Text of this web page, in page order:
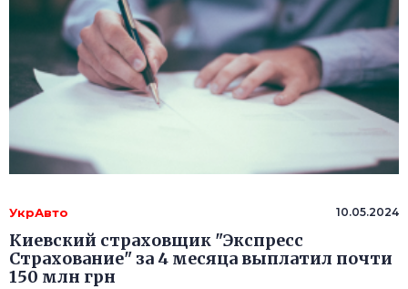
УкрАвто 10.05.2024
Киевский страховщик "Экспресс
Страхование" за 4 месяца выплатил почти
150 млн грн